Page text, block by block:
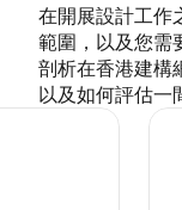
在開展設計工作
範圍，以及您需
剖析在香港建構
以及如何評估一